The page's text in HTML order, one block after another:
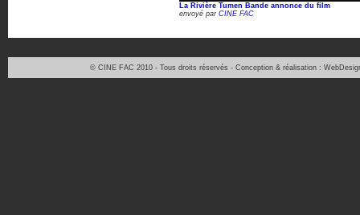
La Rivière Tumen Bande annonce du film
envoyé par CINE FAC
© CINE FAC 2010 - Tous droits réservés - Conception & réalisation :